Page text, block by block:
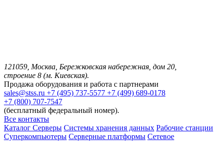
121059, Москва, Бережковская набережная, дом 20,
строение 8 (м. Киевская).
Продажа оборудования и работа с партнерами
sales@stss.ru +7 (495) 737-5577 +7 (499) 689-0178
+7 (800) 707-7547
(бесплатный федеральный номер).
Все контакты
Каталог Серверы Системы хранения данных Рабочие станции
Суперкомпьютеры Серверные платформы Сетевое